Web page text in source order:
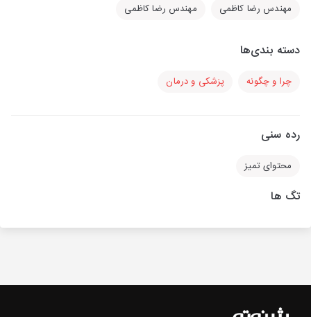
مهندس رضا کاظمی مهندس رضا کاظمی
دسته بندی‌ها
چرا و چگونه پزشکی و درمان
رده سنی
محتوای تمیز
تگ ها